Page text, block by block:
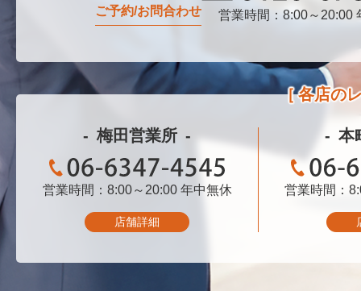
ご予約/お問合わせ
0120-076-750
営業時間：8:00～20:00
各店の
梅田営業所
06-6347-4545
営業時間：8:00～20:00 年中無休
店舗詳細
本
営業時間：